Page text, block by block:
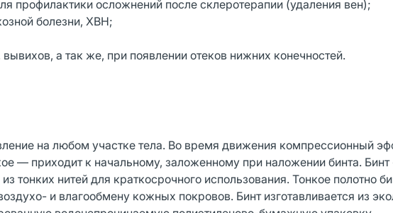
профилактики осложнений после склеротерапии (удаления вен);
болезни, ХВН;
а так же, при появлении отеков нижних конечностей.
на любом участке тела. Во время движения компрессионный
— приходит к начальному, заложенному при наложении бинта.
тонких нитей для краткосрочного использования. Тонкое полотно
и влагообмену кожных покровов. Бинт изготавливается из